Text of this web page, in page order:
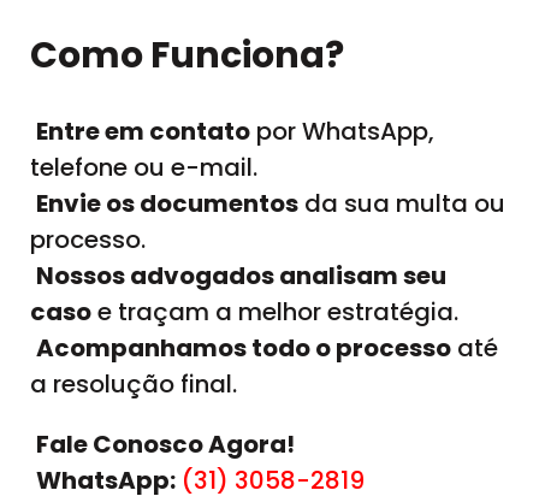
Como Funciona?
Entre em contato por WhatsApp,
telefone ou e-mail.
Envie os documentos da sua multa ou
processo.
Nossos advogados analisam seu
casoe traçam a melhor estratégia.
Acompanhamos todo o processo até
a resolução final.
Fale Conosco Agora!
WhatsApp: (31) 3058-2819